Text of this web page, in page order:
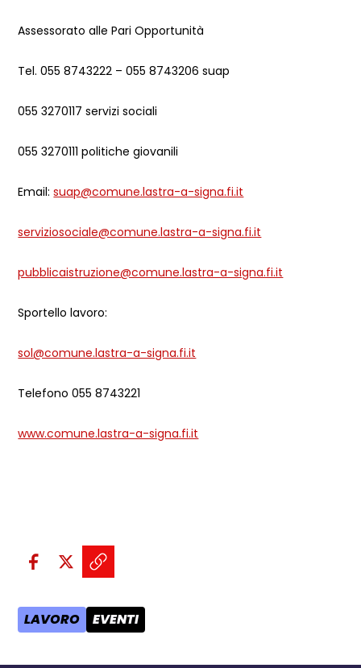
Assessorato alle Pari Opportunità
Tel. 055 8743222 – 055 8743206 suap
055 3270117 servizi sociali
055 3270111 politiche giovanili
Email:suap@comune.lastra-a-signa.fi.it
serviziosociale@comune.lastra-a-signa.fi.it
pubblicaistruzione@comune.lastra-a-signa.fi.it
Sportello lavoro:
sol@comune.lastra-a-signa.fi.it
Telefono 055 8743221
www.comune.lastra-a-signa.fi.it
Condividi sui social:
Condividi su Facebook - apre
Condividi su X - apre una
Copia il link e condividi -
AREA TEMATICA:
LAVORO CATEGORIA POST:
EVENTI